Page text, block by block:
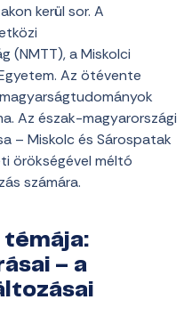
kerül sor. A
(NMTT), a Miskolci
Az ötévente
Az észak-magyarországi
– Miskolc és Sárospatak
örökségével méltó
számára.
témája:
– a